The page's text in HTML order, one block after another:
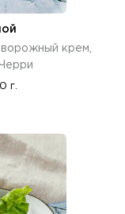
крем,
г.